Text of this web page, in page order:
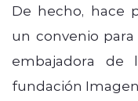
De hecho, hace
un convenio
embajadora de
fundación